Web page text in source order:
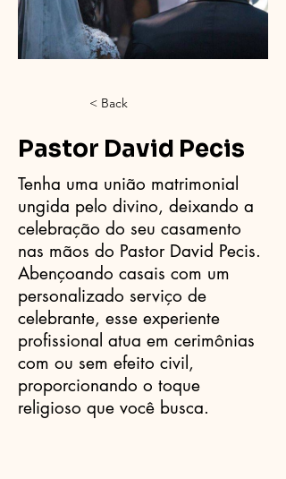
< Back
Pastor David Pecis
Tenha uma união matrimonial
ungida pelo divino, deixando a
celebração do seu casamento
nas mãos do Pastor David Pecis.
Abençoando casais com um
personalizado serviço de
celebrante, esse experiente
profissional atua em cerimônias
com ou sem efeito civil,
proporcionando o toque
religioso que você busca.